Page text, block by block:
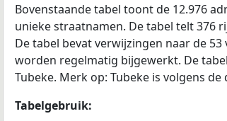
Bovenstaande tabel toont de 12.976
unieke straatnamen. De tabel telt 376
De tabel bevat verwijzingen naar de
worden regelmatig bijgewerkt. De
Tubeke. Merk op: Tubeke is volgens
Tabelgebruik: